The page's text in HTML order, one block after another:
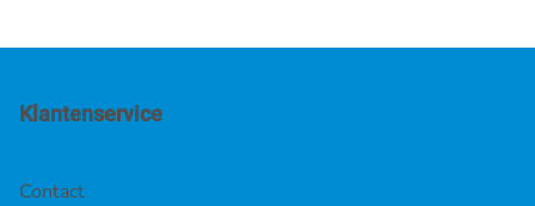
Klantenservice
Contact